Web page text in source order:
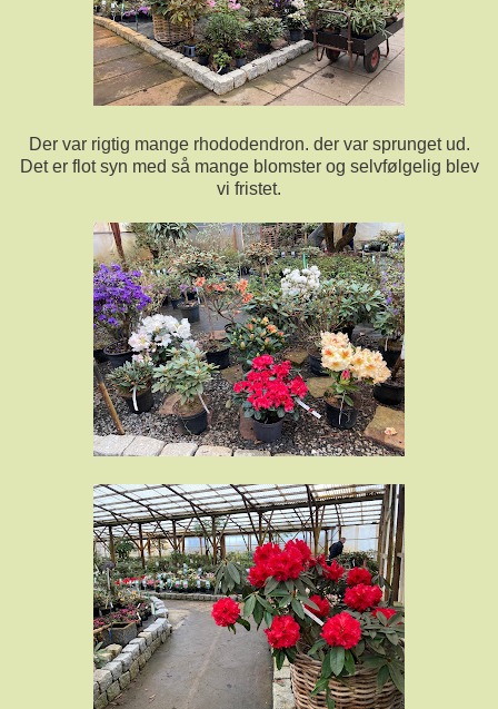
Der var rigtig mange rhododendron. der var sprunget ud.
Det er flot syn med så mange blomster og selvfølgelig blev
vi fristet.